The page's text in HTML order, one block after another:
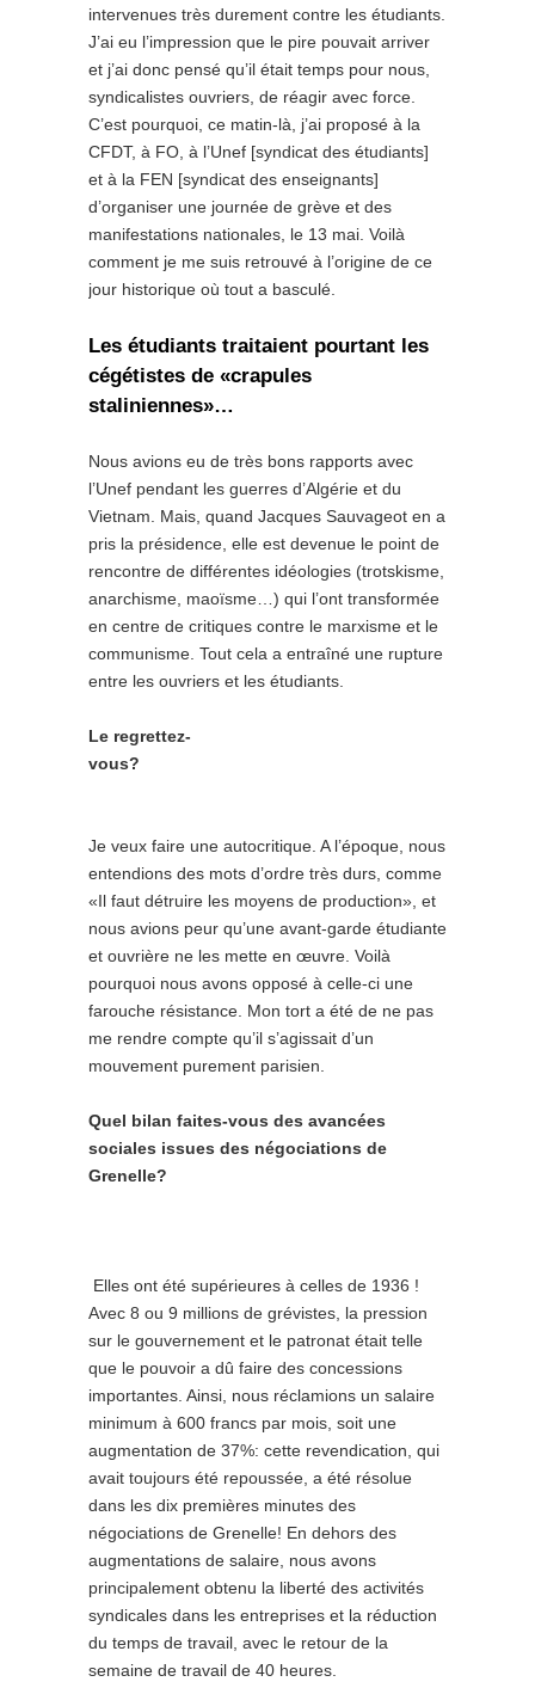
intervenues très durement contre les étudiants.
J’ai eu l’impression que le pire pouvait arriver
et j’ai donc pensé qu’il était temps pour nous,
syndicalistes ouvriers, de réagir avec force.
C’est pourquoi, ce matin-là, j’ai proposé à la
CFDT, à FO, à l’Unef [syndicat des étudiants]
et à la FEN [syndicat des enseignants]
d’organiser une journée de grève et des
manifestations nationales, le 13 mai. Voilà
comment je me suis retrouvé à l’origine de ce
jour historique où tout a basculé.
Les étudiants traitaient pourtant les
cégétistes de «crapules
staliniennes»…
Nous avions eu de très bons rapports avec
l’Unef pendant les guerres d’Algérie et du
Vietnam. Mais, quand Jacques Sauvageot en a
pris la présidence, elle est devenue le point de
rencontre de différentes idéologies (trotskisme,
anarchisme, maoïsme…) qui l’ont transformée
en centre de critiques contre le marxisme et le
communisme. Tout cela a entraîné une rupture
entre les ouvriers et les étudiants.
Le regrettez-
vous?
Je veux faire une autocritique. A l’époque, nous
entendions des mots d’ordre très durs, comme
«Il faut détruire les moyens de production», et
nous avions peur qu’une avant-garde étudiante
et ouvrière ne les mette en œuvre. Voilà
pourquoi nous avons opposé à celle-ci une
farouche résistance. Mon tort a été de ne pas
me rendre compte qu’il s’agissait d’un
mouvement purement parisien.
Quel bilan faites-vous des avancées
sociales issues des négociations de
Grenelle?
Elles ont été supérieures à celles de 1936 !
Avec 8 ou 9 millions de grévistes, la pression
sur le gouvernement et le patronat était telle
que le pouvoir a dû faire des concessions
importantes. Ainsi, nous réclamions un salaire
minimum à 600 francs par mois, soit une
augmentation de 37%: cette revendication, qui
avait toujours été repoussée, a été résolue
dans les dix premières minutes des
négociations de Grenelle! En dehors des
augmentations de salaire, nous avons
principalement obtenu la liberté des activités
syndicales dans les entreprises et la réduction
du temps de travail, avec le retour de la
semaine de travail de 40 heures.